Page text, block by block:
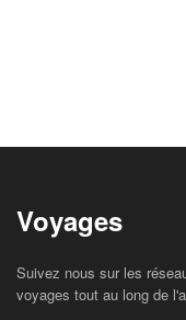
Voyages
Suivez nous sur les
voyages tout au long de